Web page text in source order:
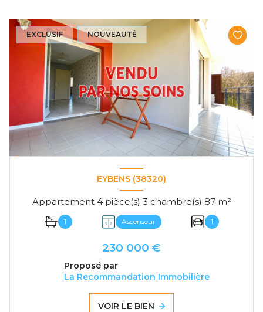
EXCLUSIF NOUVEAUTÉ
EYBENS (38320)
Appartement 4 pièce(s) 3 chambre(s) 87 m²
1 Ascenseur 1
230 000 €
Proposé par
La Recommandation Immobilière
VOIR LE BIEN